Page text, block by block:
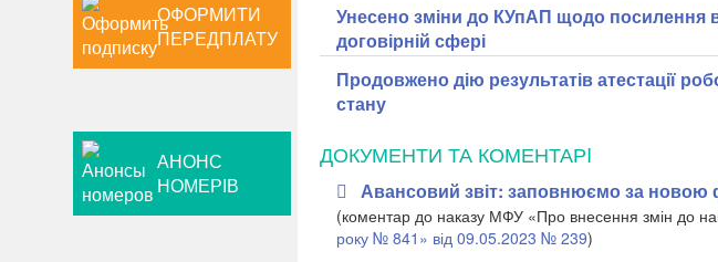
ОФОРМИТИ
ПЕРЕДПЛАТУ
АНОНС
НОМЕРІВ
Унесено зміни до КУпАП щодо посилення
договірній сфері
Продовжено дію результатів атестації
стану
ДОКУМЕНТИ ТА КОМЕНТАРI
Авансовий звіт: заповнюємо за
(коментар до наказу МФУ «Про внесення змін до
року № 841» від 09.05.2023 № 239)